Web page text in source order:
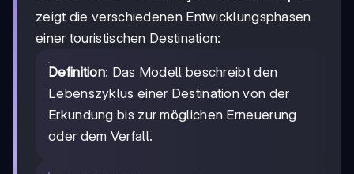
zeigt die verschiedenen Entwicklungsphasen
einer touristischen Destination:
Definition: Das Modell beschreibt den
Lebenszyklus einer Destination von der
Erkundung bis zur möglichen Erneuerung
oder dem Verfall.